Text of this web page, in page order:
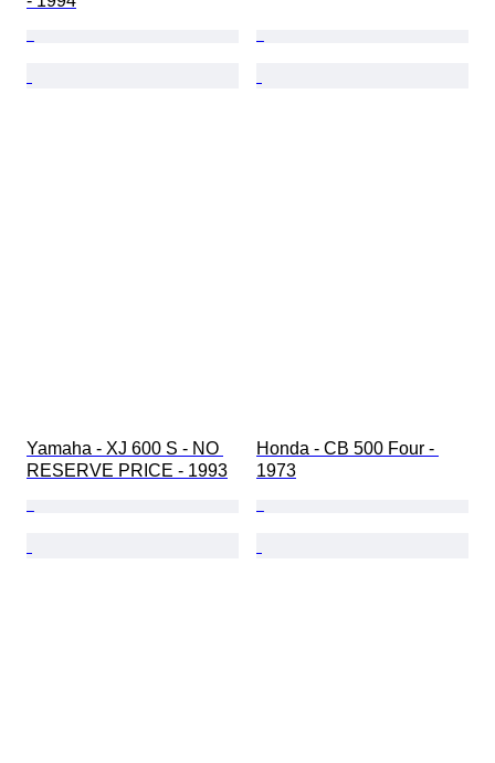
Yamaha - XJ 600 S - NO
RESERVE PRICE - 1993
Honda - CB 500 Four -
1973